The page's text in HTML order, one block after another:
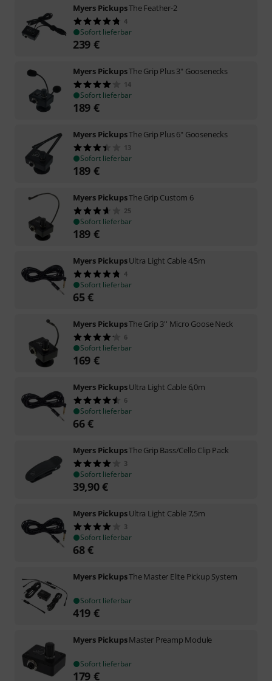
Myers PickupsThe Feather-2
4
Sofort lieferbar
239 €
Myers PickupsThe Grip Plus 3" Goosenecks
14
Sofort lieferbar
189 €
Myers PickupsThe Grip Plus 6" Goosenecks
13
Sofort lieferbar
189 €
Myers PickupsThe Grip Custom 6
25
Sofort lieferbar
189 €
Myers PickupsUltra Light Cable 4,5m
4
Sofort lieferbar
65€
Myers PickupsThe Grip 3'' Micro Goose Neck
6
Sofort lieferbar
169 €
Myers PickupsUltra Light Cable 6,0m
6
Sofort lieferbar
66€
Myers PickupsThe Grip Bass/Cello Clip Pack
3
Sofort lieferbar
39,90€
Myers PickupsUltra Light Cable 7,5m
3
Sofort lieferbar
68€
Myers PickupsThe Master Elite Pickup System
Sofort lieferbar
419 €
Myers PickupsMaster Preamp Module
Sofort lieferbar
179 €